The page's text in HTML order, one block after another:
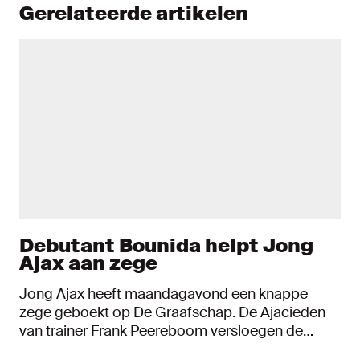
Gerelateerde artikelen
Debutant Bounida helpt Jong
Ajax aan zege
Jong Ajax heeft maandagavond een knappe
zege geboekt op De Graafschap. De Ajacieden
van trainer Frank Peereboom versloegen de